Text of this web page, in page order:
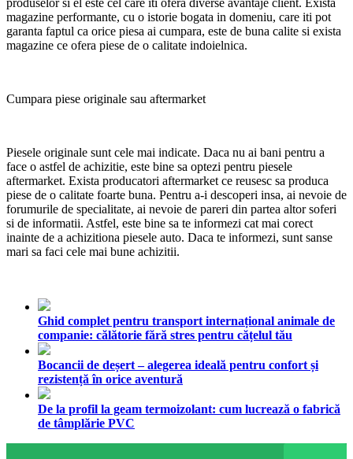
magazine performante, cu o istorie bogata in domeniu, care iti pot
garanta faptul ca orice piesa ai cumpara, este de buna calite si exista
magazine ce ofera piese de o calitate indoielnica.
Cumpara piese originale sau aftermarket
Piesele originale sunt cele mai indicate. Daca nu ai bani pentru a
face o astfel de achizitie, este bine sa optezi pentru piesele
aftermarket. Exista producatori aftermarket ce reusesc sa produca
piese de o calitate foarte buna. Pentru a-i descoperi insa, ai nevoie de
forumurile de specialitate, ai nevoie de pareri din partea altor soferi
si de informatii. Astfel, este bine sa te informezi cat mai corect
inainte de a achizitiona piesele auto. Daca te informezi, sunt sanse
mari sa faci cele mai bune achizitii.
Ghid complet pentru transport internațional animale de
companie: călătorie fără stres pentru cățelul tău
Bocancii de deșert – alegerea ideală pentru confort și
rezistență în orice aventură
De la profil la geam termoizolant: cum lucrează o fabrică
de tâmplărie PVC